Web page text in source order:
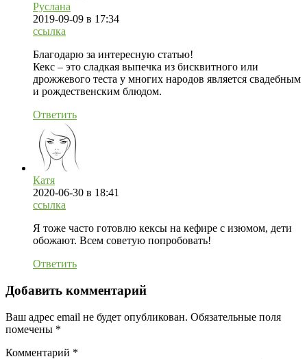
Руслана
2019-09-09 в 17:34
ссылка
Благодарю за интересную статью!
Кекс – это сладкая выпечка из бисквитного или
дрожжевого теста у многих народов является свадебным
и рождественским блюдом.
Ответить
Катя
2020-06-30 в 18:41
ссылка
Я тоже часто готовлю кексы на кефире с изюмом, дети
обожают. Всем советую попробовать!
Ответить
Добавить комментарий
Ваш адрес email не будет опубликован. Обязательные поля
помечены *
Комментарий *